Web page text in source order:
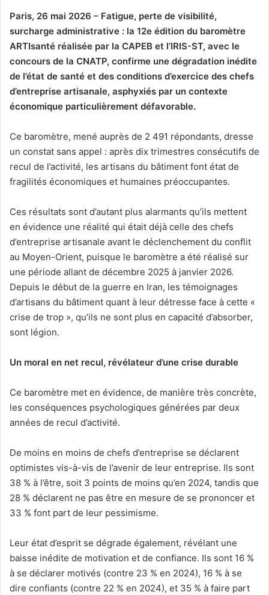
Paris, 26 mai 2026 – Fatigue, perte de visibilité,
surcharge administrative : la 12e édition du baromètre
ARTIsanté réalisée par la CAPEB et l’IRIS-ST, avec le
concours de la CNATP, confirme une dégradation inédite
de l’état de santé et des conditions d’exercice des chefs
d’entreprise artisanale, asphyxiés par un contexte
économique particulièrement défavorable.
Ce baromètre, mené auprès de 2 491 répondants, dresse
un constat sans appel : après dix trimestres consécutifs de
recul de l’activité, les artisans du bâtiment font état de
fragilités économiques et humaines préoccupantes.
Ces résultats sont d’autant plus alarmants qu’ils mettent
en évidence une réalité qui était déjà celle des chefs
d’entreprise artisanale avant le déclenchement du conflit
au Moyen-Orient, puisque le baromètre a été réalisé sur
une période allant de décembre 2025 à janvier 2026.
Depuis le début de la guerre en Iran, les témoignages
d’artisans du bâtiment quant à leur détresse face à cette «
crise de trop », qu’ils ne sont plus en capacité d’absorber,
sont légion.
Un moral en net recul, révélateur d’une crise durable
Ce baromètre met en évidence, de manière très concrète,
les conséquences psychologiques générées par deux
années de recul d’activité.
De moins en moins de chefs d’entreprise se déclarent
optimistes vis-à-vis de l’avenir de leur entreprise. Ils sont
38 % à l’être, soit 3 points de moins qu’en 2024, tandis que
28 % déclarent ne pas être en mesure de se prononcer et
33 % font part de leur pessimisme.
Leur état d’esprit se dégrade également, révélant une
baisse inédite de motivation et de confiance. Ils sont 16 %
à se déclarer motivés (contre 23 % en 2024), 16 % à se
dire confiants (contre 22 % en 2024), et 35 % à faire part